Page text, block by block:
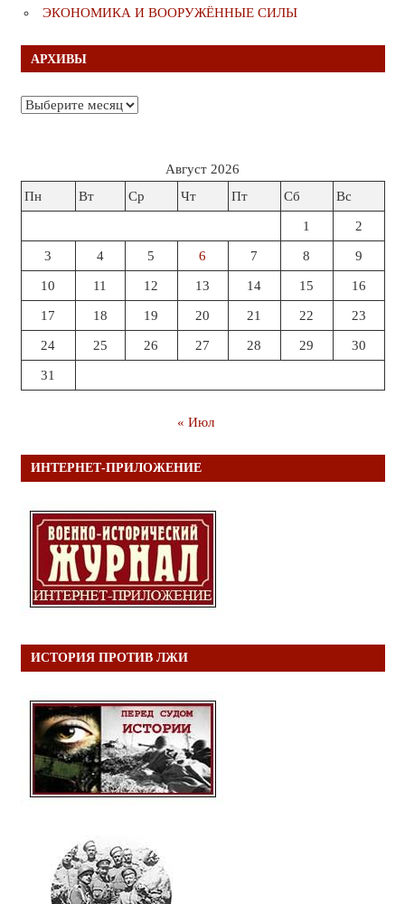
ЭКОНОМИКА И ВООРУЖЁННЫЕ СИЛЫ
АРХИВЫ
Архивы
Август 2026
Пн
Вт Ср Чт Пт Сб Вс
1 2
3 4 5 6 7 8 9
10 11 12 13 14 15 16
17 18 19 20 21 22 23
24 25 26 27 28 29 30
31
« Июл
ИНТЕРНЕТ-ПРИЛОЖЕНИЕ
ИСТОРИЯ ПРОТИВ ЛЖИ